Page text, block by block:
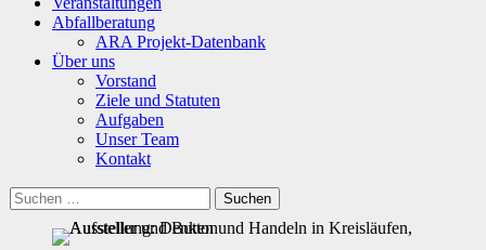
Abfallberatung
ARA Projekt-Datenbank
Über uns
Vorstand
Ziele und Statuten
Aufgaben
Unser Team
Kontakt
Suchen
nach: